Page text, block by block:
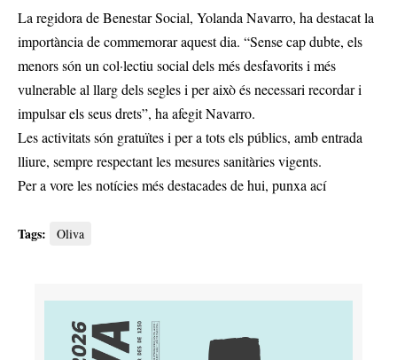
La regidora de Benestar Social, Yolanda Navarro, ha destacat la
importància de commemorar aquest dia. “Sense cap dubte, els
menors són un col·lectiu social dels més desfavorits i més
vulnerable al llarg dels segles i per això és necessari recordar i
impulsar els seus drets”, ha afegit Navarro.
Les activitats són gratuïtes i per a tots els públics, amb entrada
lliure, sempre respectant les mesures sanitàries vigents.
Per a vore les notícies més destacades de hui, punxa ací
Tags: Oliva